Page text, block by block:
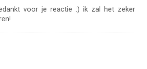
voor je reactie :) ik zal het zeker